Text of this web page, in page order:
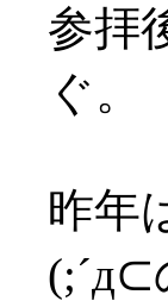
参拝
ぐ。
昨年
(;´д⊂